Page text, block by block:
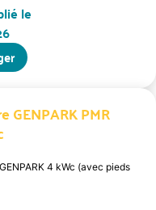
le
PMR
4 kWc (avec pieds